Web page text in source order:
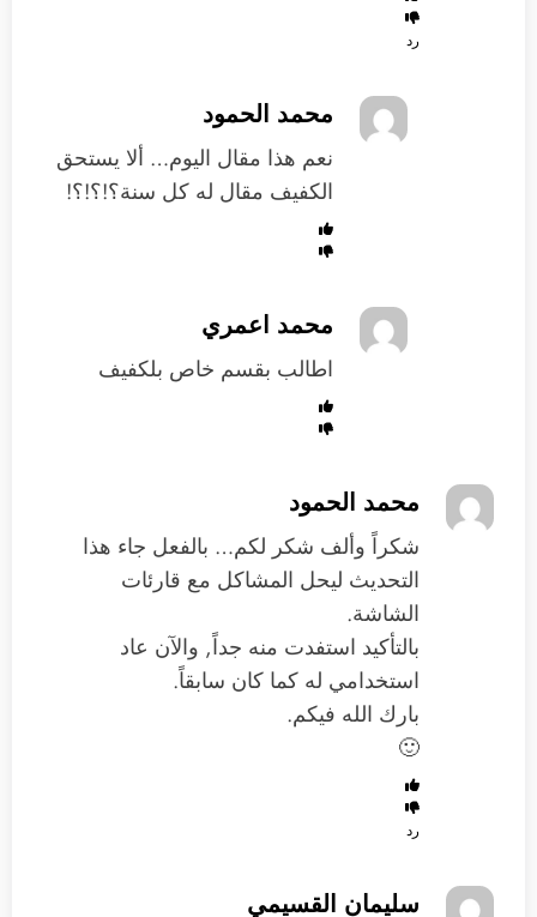
رد
محمد الحمود
نعم هذا مقال اليوم… ألا يستحق
الكفيف مقال له كل سنة؟!؟!؟!
محمد اعمري
اطالب بقسم خاص بلكفيف
محمد الحمود
شكراً وألف شكر لكم… بالفعل جاء هذا
التحديث ليحل المشاكل مع قارئات
الشاشة.
بالتأكيد استفدت منه جداً, والآن عاد
استخدامي له كما كان سابقاً.
بارك الله فيكم.
🙂
رد
سليمان القسيمي